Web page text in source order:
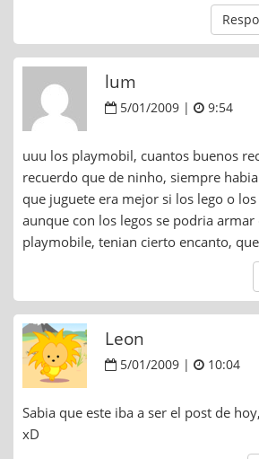
lum
5/01/2009 | 9:54
uuu los playmobil, cuantos buenos
recuerdo que de ninho, siempre
que juguete era mejor si los lego o
aunque con los legos se podria
playmobile, tenian cierto encanto,
Leon
5/01/2009 | 10:04
Sabia que este iba a ser el post de
xD